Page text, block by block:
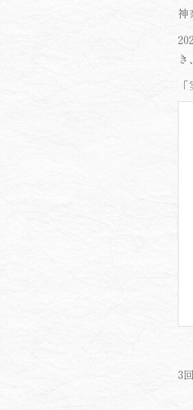
神
3